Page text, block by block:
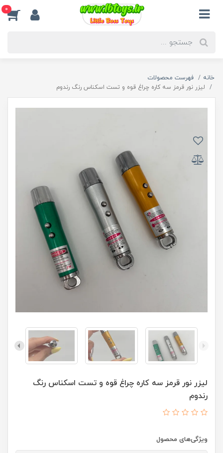
0
خانه
فهرست محصولات
لیزر نور قرمز سه کاره چراغ قوه و تست اسکناس رنگ رندوم
لیزر نور قرمز سه کاره چراغ قوه و تست اسکناس رنگ
رندوم
ویژگی‌های محصول